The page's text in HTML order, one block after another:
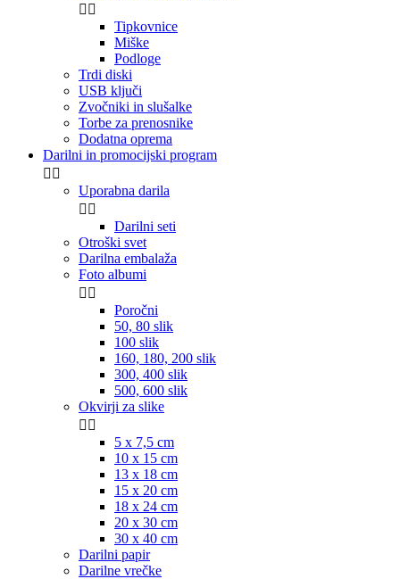
 
Tipkovnice
Miške
Podloge
Trdi diski
USB ključi
Zvočniki in slušalke
Torbe za prenosnike
Dodatna oprema
Darilni in promocijski program
 
Uporabna darila
 
Darilni seti
Otroški svet
Darilna embalaža
Foto albumi
 
Poročni
50, 80 slik
100 slik
160, 180, 200 slik
300, 400 slik
500, 600 slik
Okvirji za slike
 
5 x 7,5 cm
10 x 15 cm
13 x 18 cm
15 x 20 cm
18 x 24 cm
20 x 30 cm
30 x 40 cm
Darilni papir
Darilne vrečke